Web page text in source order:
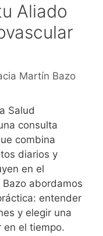
Aliado
Martín Bazo
Salud
consulta
combina
diarios y
en el
abordamos
entender
y elegir una
en el tiempo.